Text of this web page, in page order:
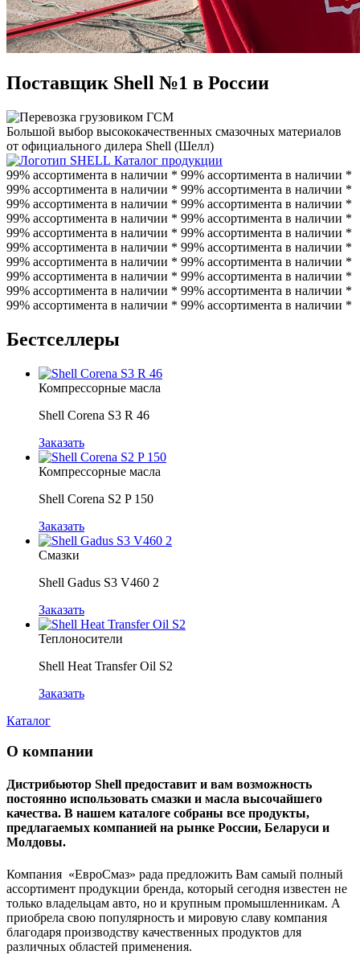
Поставщик Shell №1 в России
Большой выбор высококачественных смазочных материалов
от официального дилера Shell (Шелл)
Каталог продукции
99% ассортимента в наличии * 99% ассортимента в наличии *
99% ассортимента в наличии * 99% ассортимента в наличии *
99% ассортимента в наличии * 99% ассортимента в наличии *
99% ассортимента в наличии * 99% ассортимента в наличии *
99% ассортимента в наличии * 99% ассортимента в наличии *
99% ассортимента в наличии * 99% ассортимента в наличии *
99% ассортимента в наличии * 99% ассортимента в наличии *
99% ассортимента в наличии * 99% ассортимента в наличии *
99% ассортимента в наличии * 99% ассортимента в наличии *
99% ассортимента в наличии * 99% ассортимента в наличии *
Бестселлеры
Компрессорные масла
Shell Corena S3 R 46
Заказать
Компрессорные масла
Shell Corena S2 P 150
Заказать
Смазки
Shell Gadus S3 V460 2
Заказать
Теплоносители
Shell Heat Transfer Oil S2
Заказать
Каталог
О компании
Дистрибьютор Shell предоставит и вам возможность
постоянно использовать смазки и масла высочайшего
качества. В нашем каталоге собраны все продукты,
предлагаемых компанией на рынке России, Беларуси и
Молдовы.
Компания «ЕвроСмаз» рада предложить Вам самый полный
ассортимент продукции бренда, который сегодня известен не
только владельцам авто, но и крупным промышленникам. А
приобрела свою популярность и мировую славу компания
благодаря производству качественных продуктов для
различных областей применения.